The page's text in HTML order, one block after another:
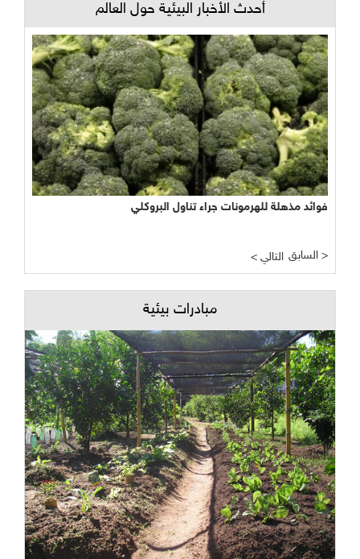
أحدث الأخبار البيئية حول العالم
فوائد مذهلة للهرمونات جراء تناول البروكلي
< التالي السابق >
مبادرات بيئية